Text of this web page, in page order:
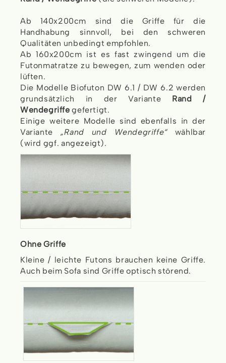
Ab 140x200cm sind die Griffe für die
Handhabung sinnvoll, bei den schweren
Qualitäten unbedingt empfohlen.
Ab 160x200cm ist es fast zwingend um die
Futonmatratze zu bewegen, zum wenden oder
lüften.
Die Modelle Biofuton DW 6.1 / DW 6.2 werden
grundsätzlich in der Variante Rand /
Wendegriffe gefertigt.
Einige weitere Modelle sind ebenfalls in der
Variante „Rand und Wendegriffe“wählbar
(wird ggf. angezeigt).
Ohne Griffe
Kleine / leichte Futons brauchen keine Griffe.
Auch beim Sofa sind Griffe optisch störend.